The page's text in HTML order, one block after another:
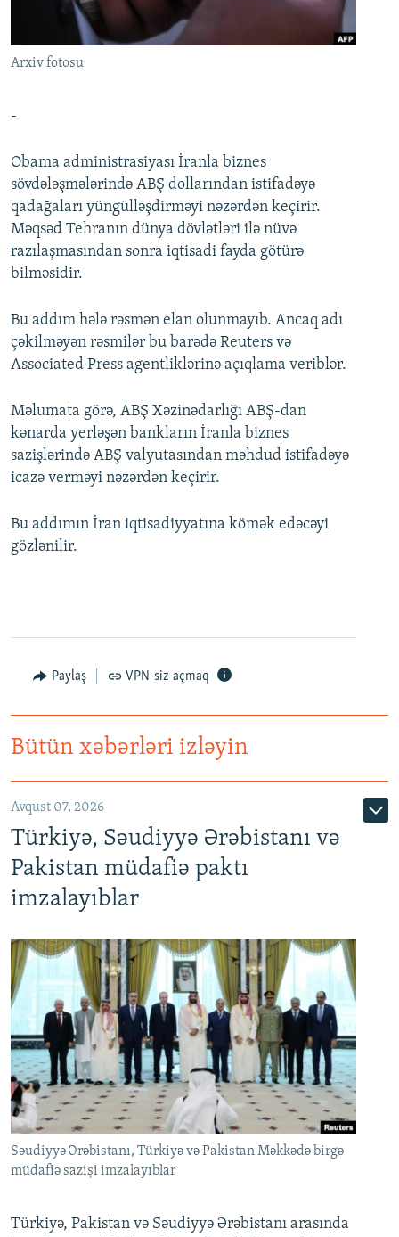
İNFOQRAFIKA
KARIKATURA
AZƏRBAYCAN ƏDƏBIYYATI KITABXANASI
İSLAM VƏ DEMOKRATIYA
MISSIYAMIZ
PEŞƏ ETIKASI VƏ JURNALISTIKA STANDARTLARIMIZ
XƏBƏR BÜLLETENLƏRIMIZ
Arxiv fotosu
-
Obama administrasiyası İranla biznes
sövdələşmələrində ABŞ dollarından istifadəyə
qadağaları yüngülləşdirməyi nəzərdən keçirir.
Məqsəd Tehranın dünya dövlətləri ilə nüvə
razılaşmasından sonra iqtisadi fayda götürə
bilməsidir.
Bu addım hələ rəsmən elan olunmayıb. Ancaq adı
çəkilməyən rəsmilər bu barədə Reuters və
Associated Press agentliklərinə açıqlama veriblər.
Məlumata görə, ABŞ Xəzinədarlığı ABŞ-dan
kənarda yerləşən bankların İranla biznes
sazişlərində ABŞ valyutasından məhdud istifadəyə
icazə verməyi nəzərdən keçirir.
Bu addımın İran iqtisadiyyatına kömək edəcəyi
gözlənilir.
Paylaş VPN-siz açmaq
Bütün xəbərləri izləyin
Avqust 07, 2026
Türkiyə, Səudiyyə Ərəbistanı və
Pakistan müdafiə paktı
imzalayıblar
Səudiyyə Ərəbistanı, Türkiyə və Pakistan Məkkədə birgə
müdafiə sazişi imzalayıblar
Türkiyə, Pakistan və Səudiyyə Ərəbistanı arasında